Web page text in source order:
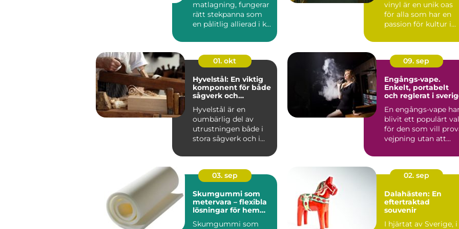
matlagning, fungerar
rätt stekpanna som
en pålitlig allierad i k...
vinyl är en unik oas
för alla som har en
passion för kultur i...
01. okt
Hyvelstål: En viktig
komponent för både
sågverk och
Hyvelstål är en
oumbärlig del av
utrustningen både i
stora sågverk och i...
09. sep
Engångs-vape.
Enkelt, portabelt
och reglerat i
En engångs-vape har
blivit ett populärt val
för den som vill
vejpning utan att...
03. sep
Skumgummi som
metervara – flexibla
lösningar för hem
Skumgummi som
02. sep
Dalahästen: En
eftertraktad
souvenir
I hjärtat av Sverige, i